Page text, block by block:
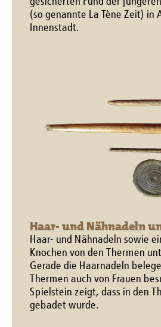
(so genannte La Tène Zeit) in
Innenstadt.
Haar- und Nähnadeln
Haar- und Nähnadeln sowie
Knochen von den Thermen
Gerade die Haarnadeln
Thermen auch von Frauen
Spielstein zeigt, dass in den
gebadet wurde.